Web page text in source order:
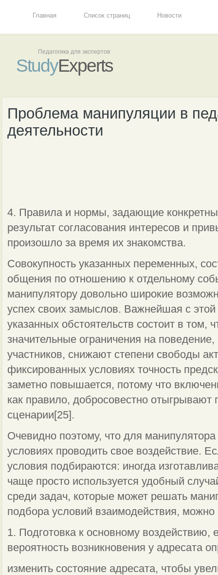
Главная Список страниц Новости
Педагогика для экспертов
StudyExperts
Проблема манипуляции в
деятельности
4. Правила и нормы, задающие
результат согласо­вания интересов и
произошло за время их знакомства.
Совокупность указанных переменных,
общения по отношению к отдельному
манипулятору довольно широкие
успех своих замыслов. Важнейшая с этой
указан­ных обстоятельств состоит в том,
значительные ограничения на
участников, снижают степени свободы
фиксированных условиях точность
заметно повы­шается, потому что
как правило, добросовестно
сценарии[25].
Очевидно поэтому, что для
условиях проводить свое воздействие.
условия подбираются: иногда
чаще просто используется удобный
среди за­дач, которые может решать
подбора условий взаимодействия,
1. Подготовка к основному воздействию,
вероятность возник­новения у адресата
изменить состояние адресата, чтобы